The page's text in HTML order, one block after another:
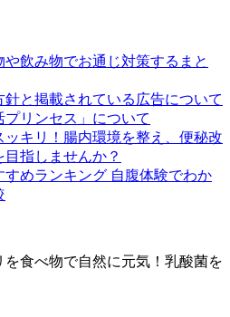
飲み物でお通じ対策するまと
針と掲載されている広告について
プリンセス」について
ッキリ！腸内環境を整え、便秘改
指しませんか？
すめランキング 自腹体験でわか
食べ物で自然に元気！乳酸菌を